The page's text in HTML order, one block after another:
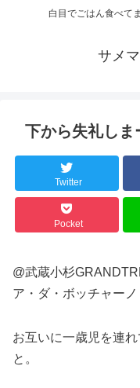
白目でごはん食べて
サメ
下から失礼しま
Twitter
Pocket
@武蔵小杉
ア・ダ・ボッチャーノ
お互いに一歳児を連
と。